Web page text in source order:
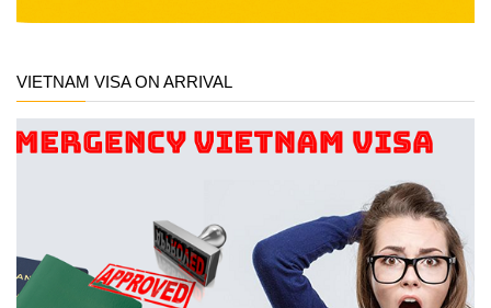
VIETNAM VISA ON ARRIVAL